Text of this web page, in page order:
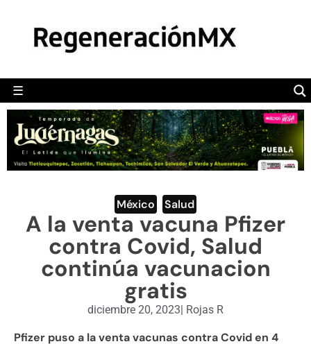
☰
POLÍTICA
CAMALEÓN
OPINIÓN
DEPORTES
ENGLISH SECTION
VIDEOS
México Salud
A la venta vacuna Pfizer
contra Covid, Salud
continúa vacunacion
gratis
diciembre 20, 2023| Rojas R
Pfizer puso a la venta vacunas contra Covid en 4